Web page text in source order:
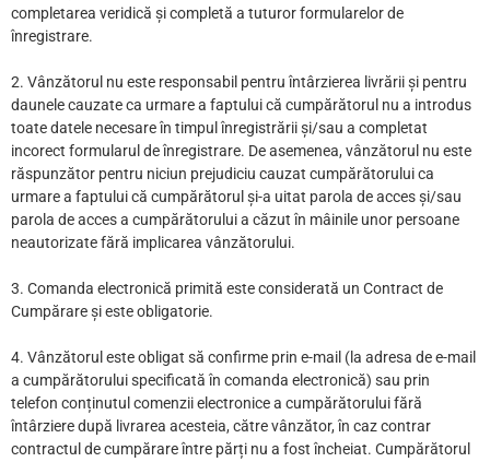
completarea veridică și completă a tuturor formularelor de
înregistrare.
2. Vânzătorul nu este responsabil pentru întârzierea livrării și pentru
daunele cauzate ca urmare a faptului că cumpărătorul nu a introdus
toate datele necesare în timpul înregistrării și/sau a completat
incorect formularul de înregistrare. De asemenea, vânzătorul nu este
răspunzător pentru niciun prejudiciu cauzat cumpărătorului ca
urmare a faptului că cumpărătorul și-a uitat parola de acces și/sau
parola de acces a cumpărătorului a căzut în mâinile unor persoane
neautorizate fără implicarea vânzătorului.
3. Comanda electronică primită este considerată un Contract de
Cumpărare și este obligatorie.
4. Vânzătorul este obligat să confirme prin e-mail (la adresa de e-mail
a cumpărătorului specificată în comanda electronică) sau prin
telefon conținutul comenzii electronice a cumpărătorului fără
întârziere după livrarea acesteia, către vânzător, în caz contrar
contractul de cumpărare între părți nu a fost încheiat. Cumpărătorul